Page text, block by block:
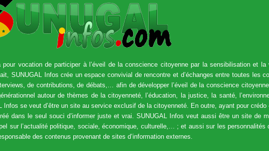
vocation de participer à l’éveil de la conscience citoyenne par la sensibilisation et la
SUNUGAL Infos crée un espace convivial de rencontre et d’échanges entre toutes les
de contributions, de débats,… afin de développer l’éveil de la conscience
autour de thèmes de la citoyenneté, l’éducation, la justice, la santé,
se veut d’être un site au service exclusif de la citoyenneté. En outre, ayant pour crédo
dans le seul souci d’informer juste et vrai. SUNUGAL Infos veut aussi être un site de
sur l’actualité politique, sociale, économique, culturelle,… ; et aussi sur les personnalités
des contenus provenant de sites d’information externes.